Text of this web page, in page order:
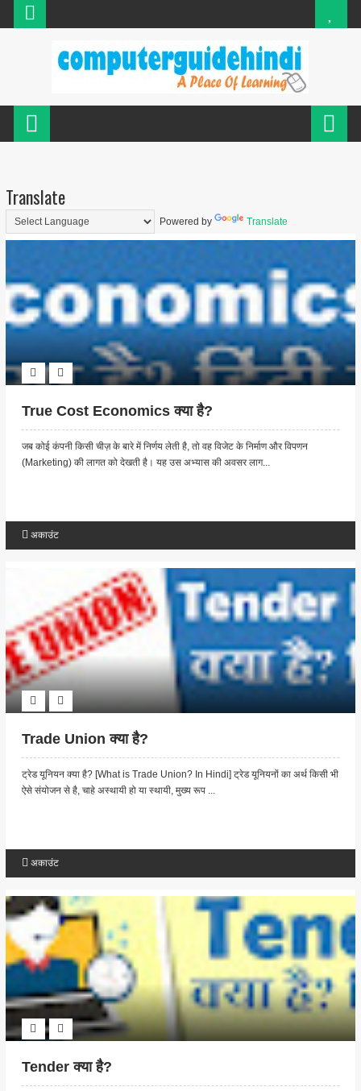
Translate
Powered by Translate
True Cost Economics क्या है?
जब कोई कंपनी किसी चीज़ के बारे में निर्णय लेती है, तो वह विजेट के निर्माण और विपणन
(Marketing) की लागत को देखती है। यह उस अभ्यास की अवसर लाग...
अकाउंट
Trade Union क्या है?
ट्रेड यूनियन क्या है? [What is Trade Union? In Hindi] ट्रेड यूनियनों का अर्थ किसी भी
ऐसे संयोजन से है, चाहे अस्थायी हो या स्थायी, मुख्य रूप ...
अकाउंट
Tender क्या है?